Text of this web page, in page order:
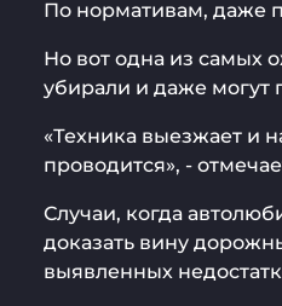
По нормативам, даже
Но вот одна из самых
убирали и даже могут
«Техника выезжает и
проводится», -
Случаи, когда
доказать вину
выявленных